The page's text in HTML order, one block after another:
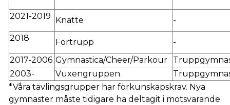
2021-2019 Knatte
-
2018
Förtrupp
-
2017-2006 Gymnastica/Cheer/Parkour
2003-
Vuxengruppen
*Våra tävlingsgrupper har förkunskapskrav. Nya
gymnaster måste tidigare ha deltagit i motsvarande